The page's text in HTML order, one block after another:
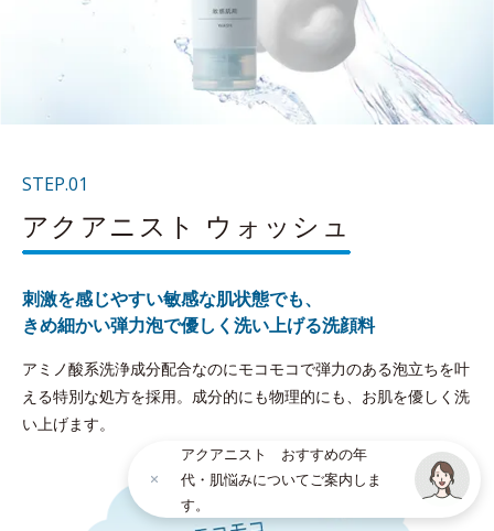
STEP.01
アクアニスト ウォッシュ
刺激を感じやすい敏感な肌状態でも、
きめ細かい弾力泡で優しく洗い上げる洗顔料
アミノ酸系洗浄成分配合なのにモコモコで弾力のある泡立ちを叶
える特別な処方を採用。成分的にも物理的にも、お肌を優しく洗
い上げます。
アクアニスト おすすめの年
代・肌悩みについてご案内しま
す。